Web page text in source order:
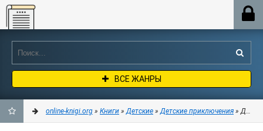
Online-knigi.org
ВСЕ ЖАНРЫ
online-knigi.org » Книги »Детские »Детские приключения » Дверь